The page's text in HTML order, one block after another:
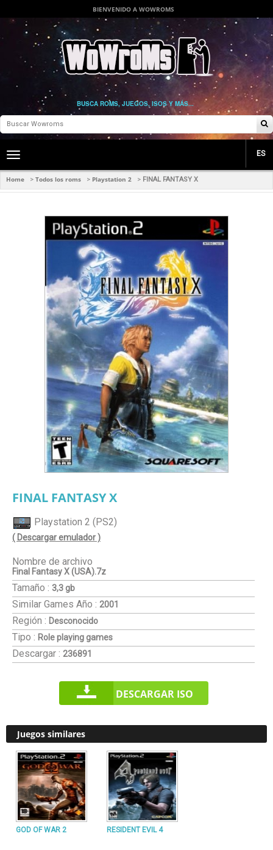
BIENVENIDO A WOWROMS
BUSCA ROMS, JUEGOS, ISOS Y MÁS...
Toggle
navigation
ES
Home > Todos los roms > Playstation 2 > FINAL FANTASY X
FINAL FANTASY X
Playstation 2 (PS2)
( Descargar emulador )
Nombre de archivo
Final Fantasy X (USA).7z
Tamaño : 3,3 gb
Similar Games Año : 2001
Región : Desconocido
Tipo : Role playing games
Descargar : 236891
DESCARGAR ISO
Juegos similares
GOD OF WAR 2 RESIDENT EVIL 4